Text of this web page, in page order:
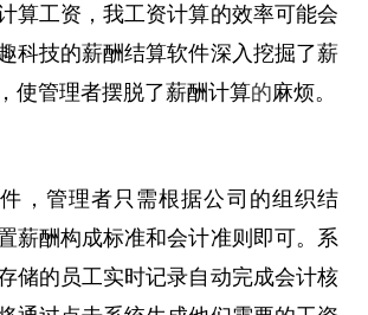
算工资，我工资计算的效率可能会
科技的薪酬结算软件深入挖掘了薪
使管理者摆脱了薪酬计算的麻烦。
，管理者只需根据公司的组织结
薪酬构成标准和会计准则即可。系
储的员工实时记录自动完成会计核